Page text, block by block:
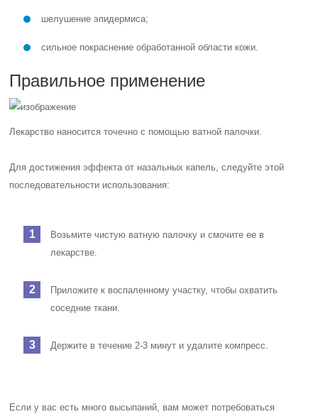
шелушение эпидермиса;
сильное покраснение обработанной области кожи.
Правильное применение
Лекарство наносится точечно с помощью ватной палочки.
Для достижения эффекта от назальных капель, следуйте этой
последовательности использования:
Возьмите чистую ватную палочку и смочите ее в
лекарстве.
Приложите к воспаленному участку, чтобы охватить
соседние ткани.
Держите в течение 2-3 минут и удалите компресс.
Если у вас есть много высыпаний, вам может потребоваться